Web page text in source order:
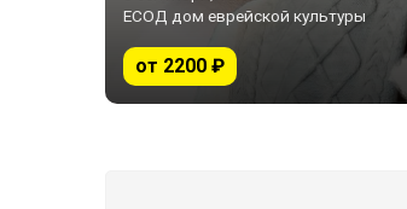
ЕСОД дом еврейской культуры
от 2200 ₽